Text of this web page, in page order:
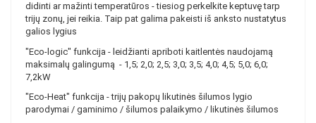
didinti ar mažinti temperatūros - tiesiog perkelkite keptuvę tarp
trijų zonų, jei reikia. Taip pat galima pakeisti iš anksto nustatytus
galios lygius
"Eco-logic" funkcija - leidžianti apriboti kaitlentės naudojamą
maksimalų galingumą - 1,5; 2,0; 2,5; 3,0; 3,5; 4,0; 4,5; 5,0; 6,0;
7,2kW
"Eco-Heat" funkcija - trijų pakopų likutinės šilumos lygio
parodymai / gaminimo / šilumos palaikymo / likutinės šilumos